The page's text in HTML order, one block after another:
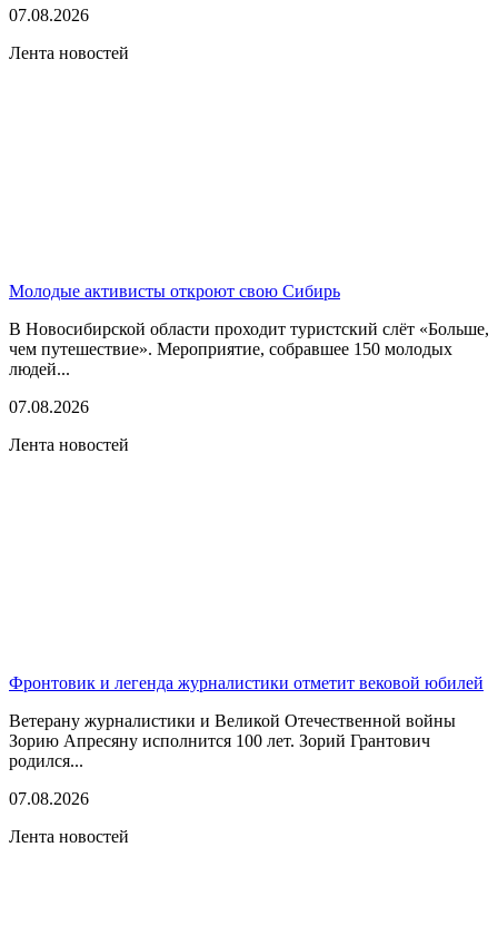
07.08.2026
Лента новостей
Молодые активисты откроют свою Сибирь
В Новосибирской области проходит туристский слёт «Больше,
чем путешествие». Мероприятие, собравшее 150 молодых
людей...
07.08.2026
Лента новостей
Фронтовик и легенда журналистики отметит вековой юбилей
Ветерану журналистики и Великой Отечественной войны
Зорию Апресяну исполнится 100 лет. Зорий Грантович
родился...
07.08.2026
Лента новостей